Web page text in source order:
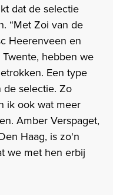
dat de selectie
“Met Zoi van de
Heerenveen en
hebben we
Een type
selectie. Zo
ik ook wat meer
Amber Verspaget,
Haag, is zo'n
we met hen erbij